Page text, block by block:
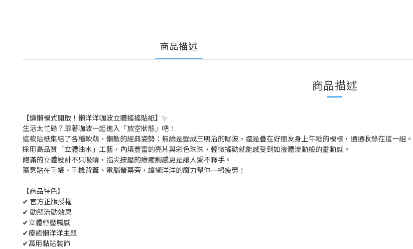
商品描述
商品描述
【慵懶模式開啟！懶洋洋咖波立體搖搖貼紙】✨
生活太忙碌？跟著咖波一起進入「放空狀態」吧！
這款貼紙集結了各種軟萌、懶散的經典姿勢：無論是變成三明治的咖波，還是疊在好朋友身上午睡的模樣，通通收錄在這一組。
採用高品質「立體油水」工藝，內填豐富的亮片與彩色珠珠，輕微搖動就能感受到如液體流動般的靈動感。
飽滿的立體設計不只吸睛，指尖按壓的療癒觸感更是讓人愛不釋手。
隨意貼在手帳、手機背蓋、電腦螢幕旁，讓懶洋洋的魔力幫你一掃疲勞！
【商品特色】
✔ 官方正版授權
✔ 動態流動效果
✔立體紓壓觸感
✔療癒懶洋洋主題
✔萬用黏貼裝飾